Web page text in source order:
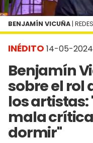
INÉDITO 14-05-2024
Benjamín
sobre el rol
los artistas:
mala
dormir"
BENJAMÍN VICUÑA | REDES